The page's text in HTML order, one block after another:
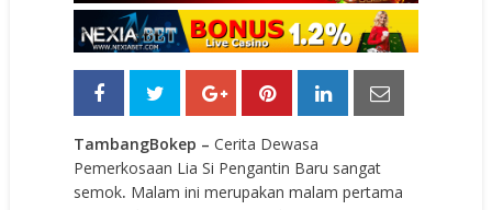
TambangBokep –Cerita Dewasa
Pemerkosaan Lia Si Pengantin Baru sangat
semok. Malam ini merupakan malam pertama